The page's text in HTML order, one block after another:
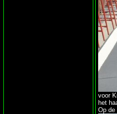
voor
het
Op de